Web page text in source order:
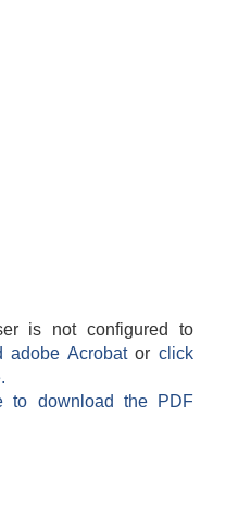
is not configured to
adobe Acrobatorclick
to download the PDF